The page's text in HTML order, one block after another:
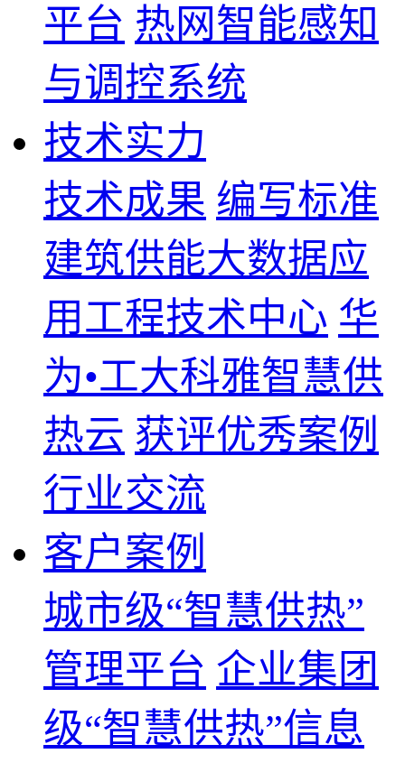
平台 热网智能感知
与调控系统
技术实力
技术成果 编写标准
建筑供能大数据应
用工程技术中心 华
为•工大科雅智慧供
热云 获评优秀案例
行业交流
客户案例
城市级“智慧供热”
管理平台 企业集团
级“智慧供热”信息